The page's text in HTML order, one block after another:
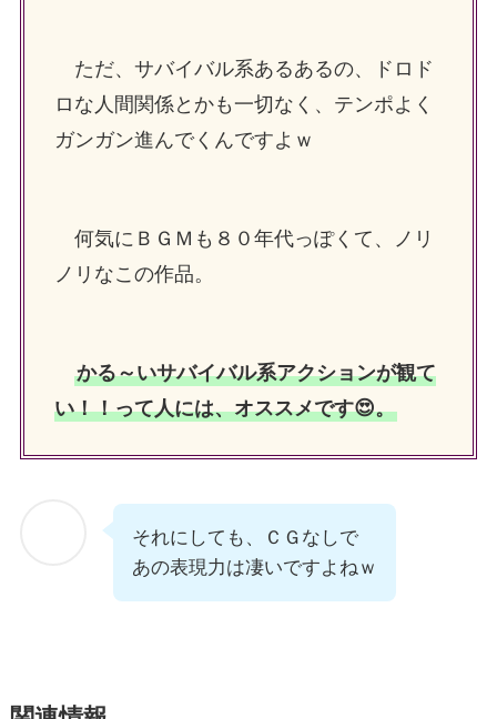
ただ、サバイバル系あるあるの、ドロド
ロな人間関係とかも一切なく、テンポよく
ガンガン進んでくんですよｗ
何気にＢＧＭも８０年代っぽくて、ノリ
ノリなこの作品。
かる～いサバイバル系アクションが観て
い！！って人には、オススメです😍。
それにしても、ＣＧなしで
あの表現力は凄いですよねｗ